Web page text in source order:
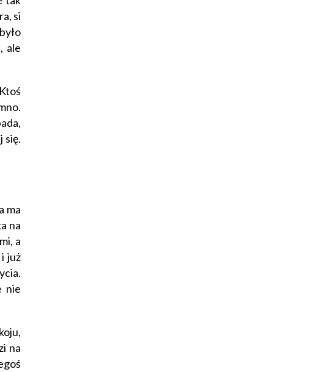
si
ale
się.
ma
na
a
już
nie
na